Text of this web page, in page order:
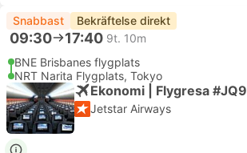
Snabbast Bekräftelse direkt
09:30 17:40 9t. 10m
BNE Brisbanes flygplats
NRT Narita Flygplats, Tokyo
Ekonomi | Flygresa #JQ9
Jetstar Airways